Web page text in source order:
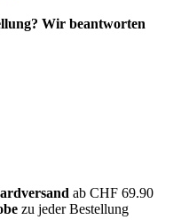
Wir beantworten
ab CHF 69.90
zu jeder Bestellung